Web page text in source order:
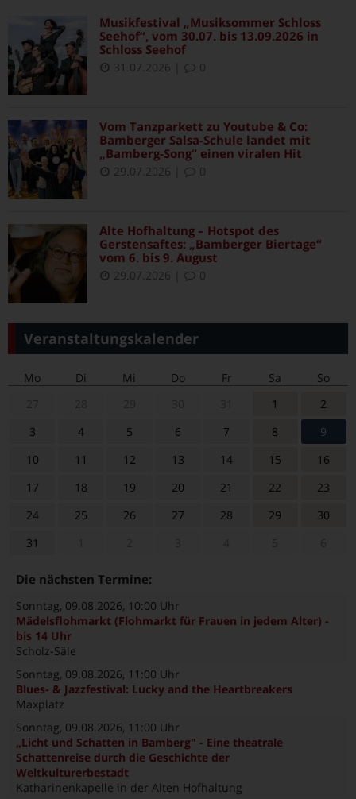
Musikfestival „Musiksommer Schloss
Seehof“, vom 30.07. bis 13.09.2026 in
Schloss Seehof
31.07.2026 0
Vom Tanzparkett zu Youtube & Co:
Bamberger Salsa-Schule landet mit
„Bamberg-Song“ einen viralen Hit
29.07.2026 0
Alte Hofhaltung – Hotspot des
Gerstensaftes: „Bamberger Biertage“
vom 6. bis 9. August
29.07.2026 0
Veranstaltungskalender
Mo Di Mi Do Fr Sa
So
1
2
3
4 5 6 7 8
9
10
11 12 13 14 15
16
17
18 19 20 21 22
23
24
25 26 27 28 29
30
31
Die nächsten Termine:
Sonntag, 09.08.2026, 10:00 Uhr
Mädelsflohmarkt (Flohmarkt für Frauen in jedem Alter) -
bis 14 Uhr
Scholz-Säle
Sonntag, 09.08.2026, 11:00 Uhr
Blues- & Jazzfestival: Lucky and the Heartbreakers
Maxplatz
Sonntag, 09.08.2026, 11:00 Uhr
„Licht und Schatten in Bamberg" - Eine theatrale
Schattenreise durch die Geschichte der
Weltkulturerbestadt
Katharinenkapelle in der Alten Hofhaltung